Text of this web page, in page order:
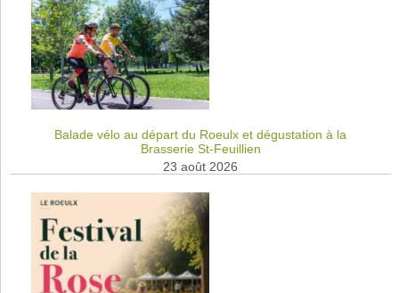
Balade vélo au départ du Roeulx et dégustation à la
Brasserie St-Feuillien
23 août 2026